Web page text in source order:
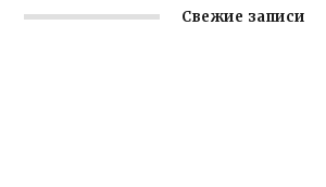
Свежие записи